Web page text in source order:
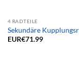
4 RADTEILE
Sekundäre
EUR€71.99